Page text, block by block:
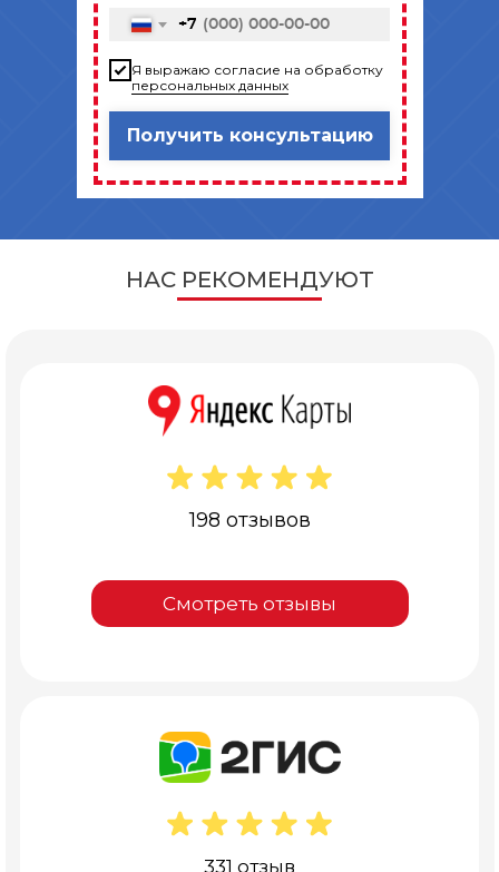
+7
Я выражаю согласие на обработку
персональных данных
Получить консультацию
НАС РЕКОМЕНДУЮТ
198 отзывов
Смотреть отзывы
331 отзыв